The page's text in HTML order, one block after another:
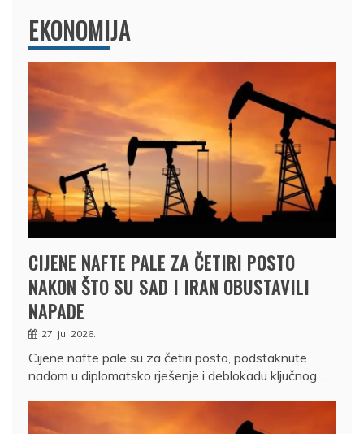
EKONOMIJA
CIJENE NAFTE PALE ZA ČETIRI POSTO
NAKON ŠTO SU SAD I IRAN OBUSTAVILI
NAPADE
27. jul 2026.
Cijene nafte pale su za četiri posto, podstaknute
nadom u diplomatsko rješenje i deblokadu ključnog…